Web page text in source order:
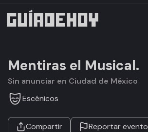
Mentiras el Musical.
Sin anunciar en Ciudad de México
Escénicos
Compartir Reportar evento